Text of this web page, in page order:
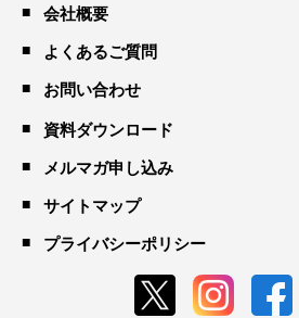
会社概要
よくあるご質問
お問い合わせ
資料ダウンロード
メルマガ申し込み
サイトマップ
プライバシーポリシー